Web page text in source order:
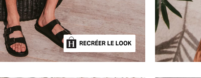
RECRÉER LE LOOK